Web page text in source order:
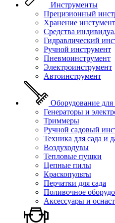
Инструменты
Прецизионный
Хранение
Средства
Гидравлический
Ручной инструмент
Пневмоинструмент
Электроинструмент
Автоинструмент
Оборудование для
Генераторы и
Триммеры
Ручной садовый
Техника для сада и
Воздуходувы
Тепловые пушки
Цепные пилы
Краскопульты
Перчатки для сада
Поливочное
Аксессуары и